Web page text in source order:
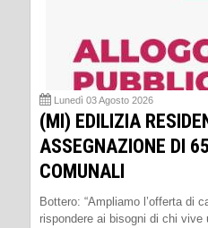
Lunedì 03 Agosto 2026
(MI) EDILIZIA
ASSEGNAZIONE DI
COMUNALI
Bottero: “Ampliamo l’offerta di
rispondere ai bisogni di chi vive